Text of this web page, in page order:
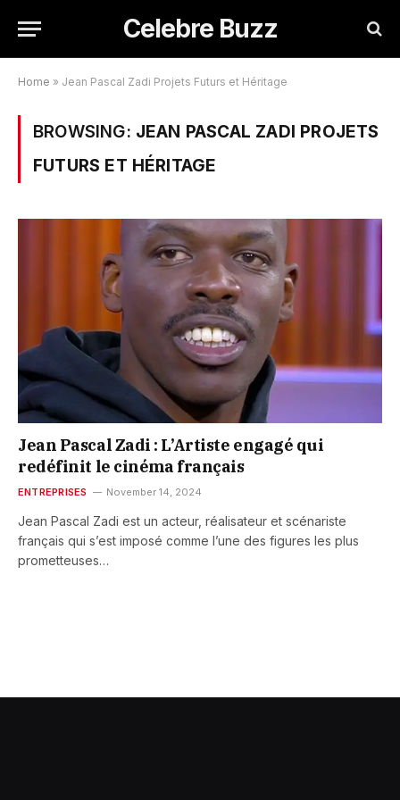
Celebre Buzz
Home » Jean Pascal Zadi Projets Futurs et Héritage
BROWSING: JEAN PASCAL ZADI PROJETS
FUTURS ET HÉRITAGE
Jean Pascal Zadi : L’Artiste engagé qui
redéfinit le cinéma français
ENTREPRISES November 14, 2024
Jean Pascal Zadi est un acteur, réalisateur et scénariste
français qui s’est imposé comme l’une des figures les plus
prometteuses…